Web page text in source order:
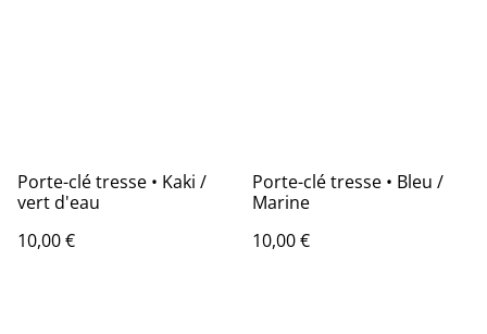
Porte-clé tresse • Kaki /
vert d'eau
10,00 €
Porte-clé tresse • Bleu /
Marine
10,00 €